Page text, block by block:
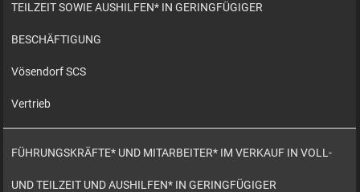
TEILZEIT SOWIE AUSHILFEN* IN GERINGFÜGIGER
BESCHÄFTIGUNG
Vösendorf SCS
Vertrieb
FÜHRUNGSKRÄFTE* UND MITARBEITER* IM VERKAUF IN VOLL-
UND TEILZEIT UND AUSHILFEN* IN GERINGFÜGIGER